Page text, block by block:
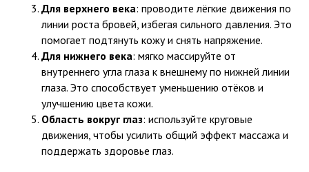
Для верхнего века: проводите лёгкие движения по
линии роста бровей, избегая сильного давления. Это
помогает подтянуть кожу и снять напряжение.
Для нижнего века: мягко массируйте от
внутреннего угла глаза к внешнему по нижней линии
глаза. Это способствует уменьшению отёков и
улучшению цвета кожи.
Область вокруг глаз: используйте круговые
движения, чтобы усилить общий эффект массажа и
поддержать здоровье глаз.